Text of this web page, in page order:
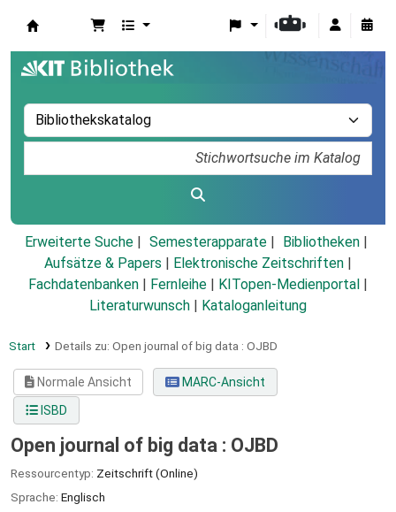
Erweiterte Suche Semesterapparate
Bibliotheken
Aufsätze & Papers
Elektronische Zeitschriften
Fachdatenbanken
Fernleihe KITopen-Medienportal
Literaturwunsch
Kataloganleitung
Start Details zu: Open journal of big data : OJBD
Normale Ansicht
MARC-Ansicht
ISBD
Open journal of big data : OJBD
Ressourcentyp: Zeitschrift (Online)
Sprache: Englisch